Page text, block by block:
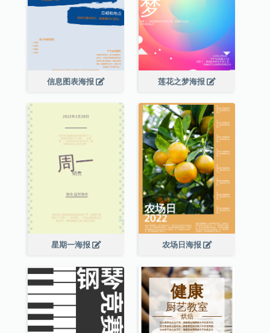
信息图表海报 莲花之梦海报
星期一海报 农场日海报